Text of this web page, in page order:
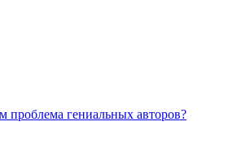
проблема гениальных авторов?